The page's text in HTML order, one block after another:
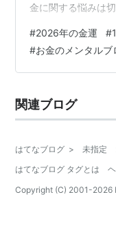
金に関する悩みは
の「節約」や「我
通用しなくなって
は、**「自立した
ネルギーを回し始
鳴」としてあなた
#2026年の金運 #
#お金のメンタルブ
関連ブログ
はてなブログ > 未指定
はてなブログ タグとは
Copyright (C) 2001-2026